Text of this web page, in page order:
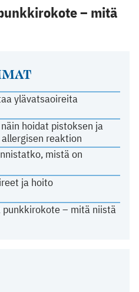
ylävatsaoireita
hoidat pistoksen ja
reaktion
mistä on
ja hoito
punkkirokote – mitä niistä
– mitä